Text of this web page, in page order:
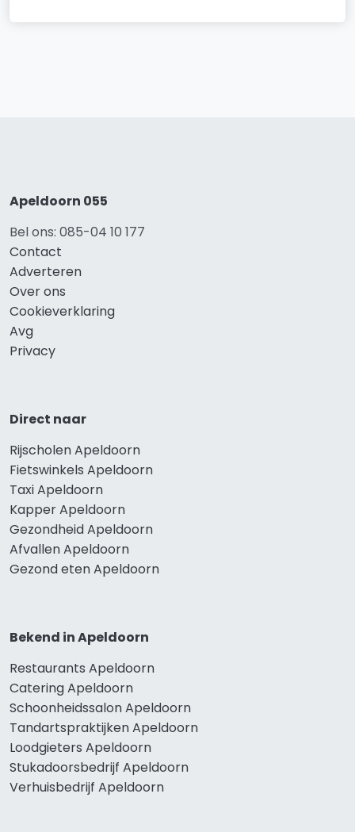
Apeldoorn 055
Bel ons: 085-04 10 177
Contact
Adverteren
Over ons
Cookieverklaring
Avg
Privacy
Direct naar
Rijscholen Apeldoorn
Fietswinkels Apeldoorn
Taxi Apeldoorn
Kapper Apeldoorn
Gezondheid Apeldoorn
Afvallen Apeldoorn
Gezond eten Apeldoorn
Bekend in Apeldoorn
Restaurants Apeldoorn
Catering Apeldoorn
Schoonheidssalon Apeldoorn
Tandartspraktijken Apeldoorn
Loodgieters Apeldoorn
Stukadoorsbedrijf Apeldoorn
Verhuisbedrijf Apeldoorn